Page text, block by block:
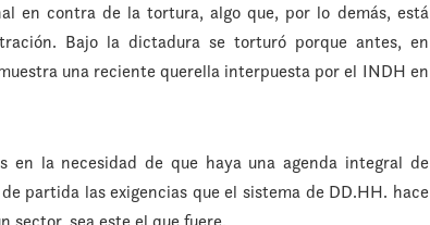
en contra de la tortura, algo que, por lo demás, está
Bajo la dictadura se torturó porque antes, en
una reciente querella interpuesta por el INDH en
en la necesidad de que haya una agenda integral de
partida las exigencias que el sistema de DD.HH. hace